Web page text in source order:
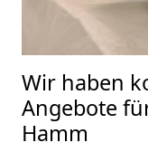
Wir haben
Angebote
Hamm